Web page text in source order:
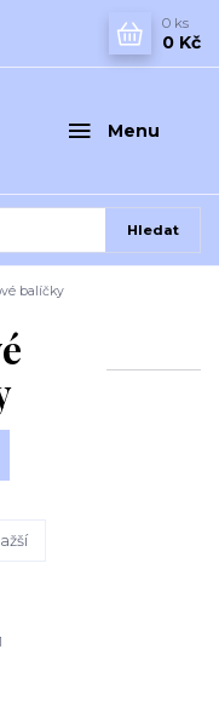
Menu
Hledat
0 ks
0 Kč
balíčky